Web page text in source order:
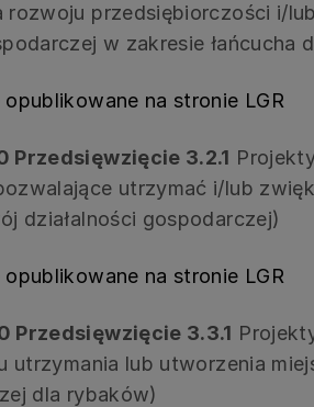
rozwoju przedsiębiorczości i/
w zakresie
na stronie LGR
Przedsięwzięcie 3.2.1
utrzymać i/lub
działalności gospodarczej)
na stronie LGR
Przedsięwzięcie 3.3.1
utrzymania lub utworzenia
dla rybaków)